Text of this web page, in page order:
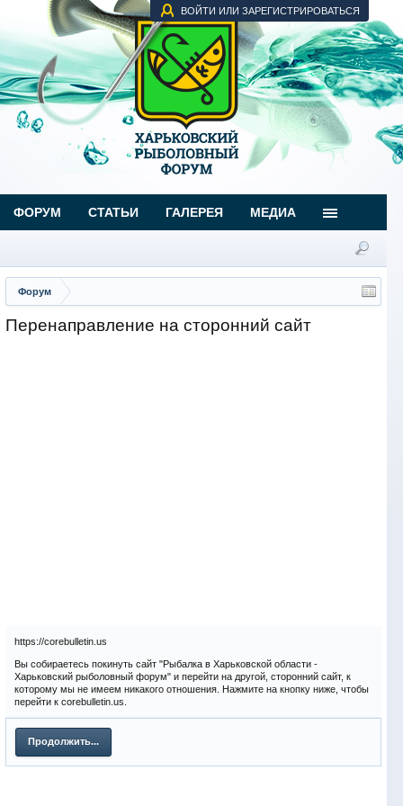
ВОЙТИ ИЛИ ЗАРЕГИСТРИРОВАТЬСЯ
Форум
Перенаправление на сторонний сайт
https://corebulletin.us
Вы собираетесь покинуть сайт "Рыбалка в Харьковской области -
Харьковский рыболовный форум" и перейти на другой, сторонний сайт, к
которому мы не имеем никакого отношения. Нажмите на кнопку ниже, чтобы
перейти к corebulletin.us.
Продолжить...
ФОРУМ СТАТЬИ ГАЛЕРЕЯ МЕДИА